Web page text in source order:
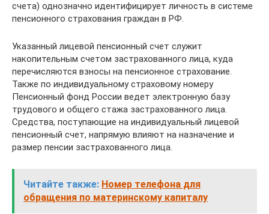
счета) однозначно идентифицирует личность в системе
пенсионного страхования граждан в РФ.
Указанный лицевой пенсионный счет служит
накопительным счетом застрахованного лица, куда
перечисляются взносы на пенсионное страхование.
Также по индивидуальному страховому номеру
Пенсионный фонд России ведет электронную базу
трудового и общего стажа застрахованного лица.
Средства, поступающие на индивидуальный лицевой
пенсионный счет, напрямую влияют на назначение и
размер пенсии застрахованного лица.
Читайте также: Номер телефона для
обращения по материнскому капиталу